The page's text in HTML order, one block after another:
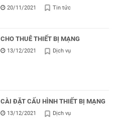
20/11/2021 Tin tức
CHO THUÊ THIẾT BỊ MẠNG
13/12/2021 Dịch vụ
CÀI ĐẶT CẤU HÌNH THIẾT BỊ MẠNG
13/12/2021 Dịch vụ